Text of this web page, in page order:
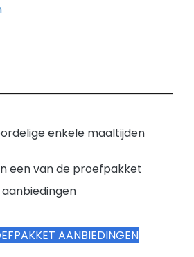
enkele maaltijden
een van de proefpakket
aanbiedingen
AANBIEDINGEN